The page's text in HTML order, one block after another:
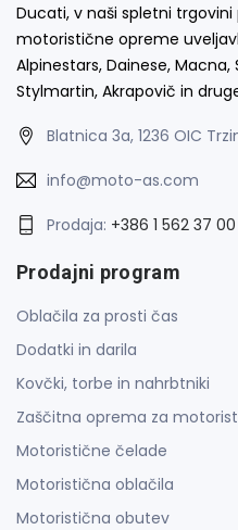
Ducati, v naši spletni
motoristične opreme
Alpinestars, Dainese, Macna,
Stylmartin, Akrapovič in
Blatnica 3a, 1236 OIC
info@moto-as.com
Prodaja: +386 1 562 37 00
Prodajni program
Oblačila za prosti čas
Dodatki in darila
Kovčki, torbe in nahrbtniki
Zaščitna oprema za
Motoristične čelade
Motoristična oblačila
Motoristična obutev